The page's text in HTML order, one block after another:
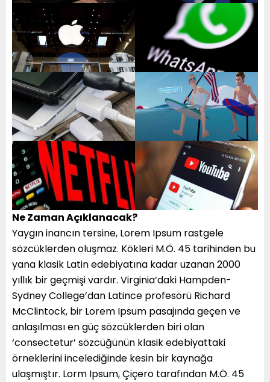
Ne Zaman Açıklanacak?
Yaygın inancın tersine, Lorem Ipsum rastgele
sözcüklerden oluşmaz. Kökleri M.Ö. 45 tarihinden bu
yana klasik Latin edebiyatına kadar uzanan 2000
yıllık bir geçmişi vardır. Virginia’daki Hampden-
Sydney College’dan Latince profesörü Richard
McClintock, bir Lorem Ipsum pasajında geçen ve
anlaşılması en güç sözcüklerden biri olan
‘consectetur’ sözcüğünün klasik edebiyattaki
örneklerini incelediğinde kesin bir kaynağa
ulaşmıştır. Lorm Ipsum, Çiçero tarafından M.Ö. 45